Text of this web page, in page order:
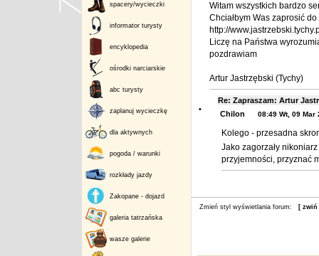
spacery/wycieczki
informator turysty
encyklopedia
ośrodki narciarskie
abc turysty
zaplanuj wycieczkę
dla aktywnych
pogoda / warunki
rozkłady jazdy
Zakopane - dojazd
galeria tatrzańska
wasze galerie
Witam wszystkich bardzo
Chciałbym Was zaprosić
http://
Liczę na Państwa
pozdrawiam
Artur Jastrzębski (Tychy)
•
Re: Zapraszam: Artur
Chilon
08:49 Wt, 09 Mar
Kolego - przesadna
Jako zagorzały
przyjemności, przyznać
Zmień styl wyświetlania forum: [ zwiń